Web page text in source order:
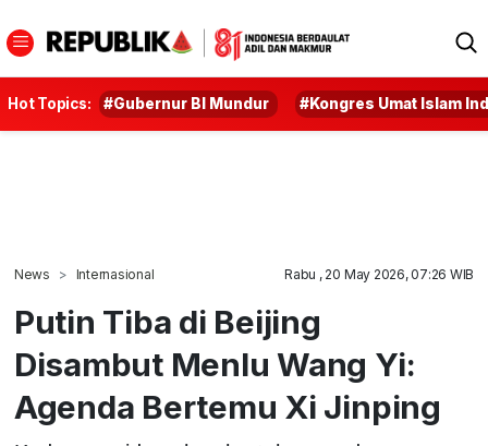
Hot Topics: #Gubernur BI Mundur #Kongres Umat Islam
News Internasional Rabu , 20 May 2026, 07:26 WIB
Putin Tiba di Beijing
Disambut Menlu Wang Yi:
Agenda Bertemu Xi Jinping